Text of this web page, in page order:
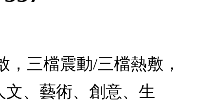
三檔震動/三檔熱敷，
、藝術、創意、生